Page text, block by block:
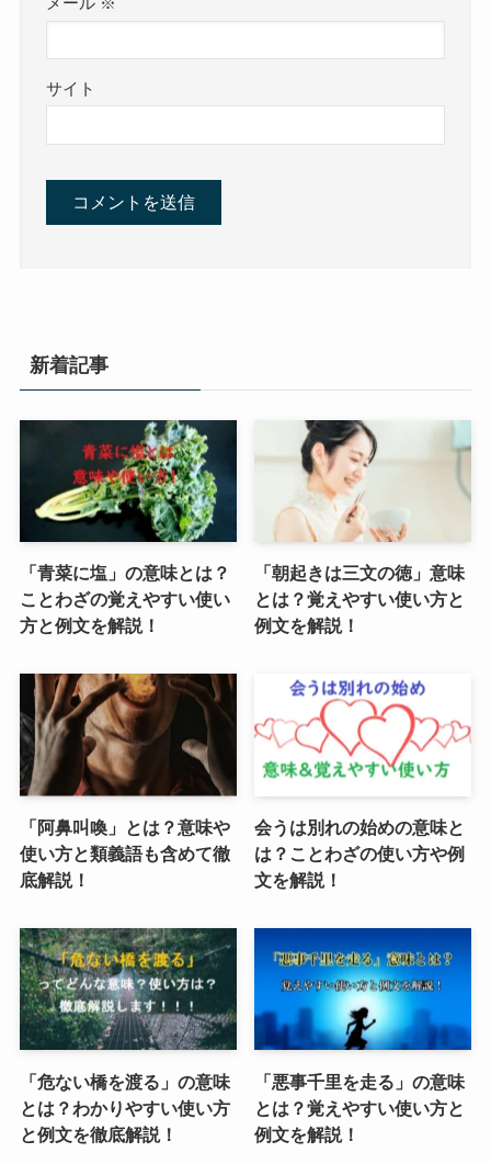
サイト
新着記事
「青菜に塩」の意味とは？
ことわざの覚えやすい使い
方と例文を解説！
「朝起きは三文の徳」意味
とは？覚えやすい使い方と
例文を解説！
「阿鼻叫喚」とは？意味や
使い方と類義語も含めて徹
底解説！
会うは別れの始めの意味と
は？ことわざの使い方や例
文を解説！
「危ない橋を渡る」の意味
とは？わかりやすい使い方
と例文を徹底解説！
「悪事千里を走る」の意味
とは？覚えやすい使い方と
例文を解説！